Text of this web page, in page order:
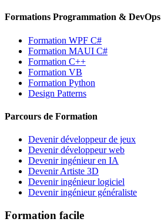
Formations Programmation & DevOps
Formation WPF C#
Formation MAUI C#
Formation C++
Formation VB
Formation Python
Design Patterns
Parcours de Formation
Devenir développeur de jeux
Devenir développeur web
Devenir ingénieur en IA
Devenir Artiste 3D
Devenir ingénieur logiciel
Devenir ingénieur généraliste
Formation facile